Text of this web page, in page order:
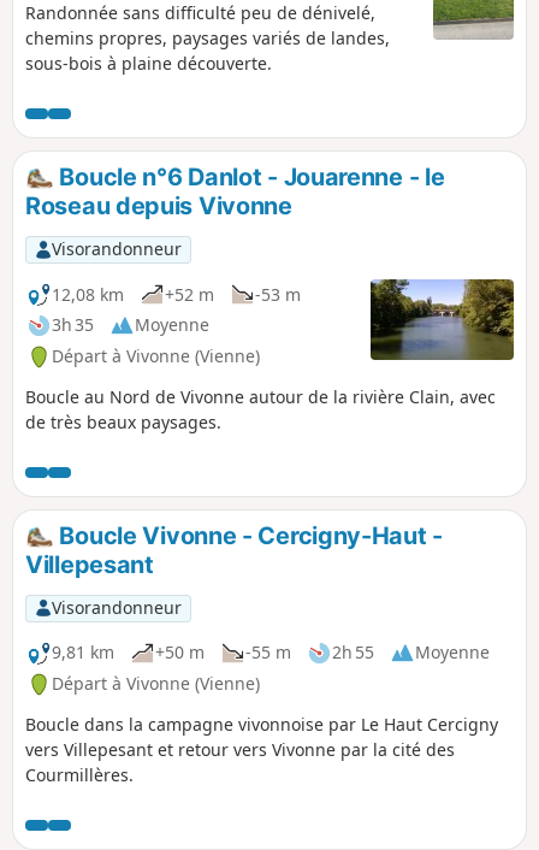
Randonnée sans difficulté peu de dénivelé,
chemins propres, paysages variés de landes,
sous-bois à plaine découverte.
Boucle n°6 Danlot - Jouarenne - le
Roseau depuis Vivonne
Visorandonneur
12,08 km
+52 m
-53 m
3h 35
Moyenne
Départ à Vivonne (Vienne)
Boucle au Nord de Vivonne autour de la rivière Clain, avec
de très beaux paysages.
Boucle Vivonne - Cercigny-Haut -
Villepesant
Visorandonneur
9,81 km
+50 m -55 m 2h 55
Moyenne
Départ à Vivonne (Vienne)
Boucle dans la campagne vivonnoise par Le Haut Cercigny
vers Villepesant et retour vers Vivonne par la cité des
Courmillères.